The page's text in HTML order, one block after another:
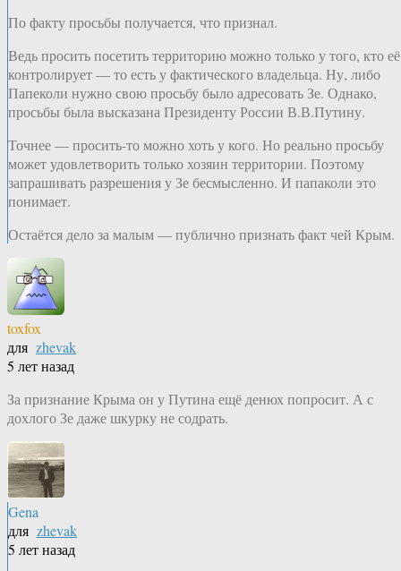
По факту просьбы получается, что признал.
Ведь просить посетить территорию можно только у того, кто её
контролирует — то есть у фактического владельца. Ну, либо
Папеколи нужно свою просьбу было адресовать Зе. Однако,
просьбы была высказана Президенту России В.В.Путину.
Точнее — просить-то можно хоть у кого. Но реально просьбу
может удовлетворить только хозяин территории. Поэтому
запрашивать разрешения у Зе бесмысленно. И папаколи это
понимает.
Остаётся дело за малым — публично признать факт чей Крым.
toxfox
для zhevak
5 лет назад
За признание Крыма он у Путина ещё денюх попросит. А с
дохлого Зе даже шкурку не содрать.
Gena
для zhevak
5 лет назад